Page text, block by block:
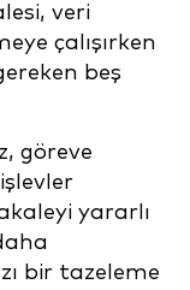
veri
çalışırken
beş
göreve
yararlı
bir tazeleme